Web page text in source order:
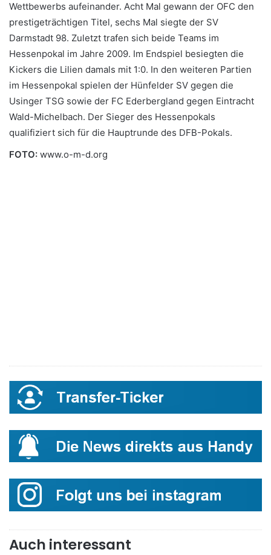
Wettbewerbs aufeinander. Acht Mal gewann der OFC den
prestigeträchtigen Titel, sechs Mal siegte der SV
Darmstadt 98. Zuletzt trafen sich beide Teams im
Hessenpokal im Jahre 2009. Im Endspiel besiegten die
Kickers die Lilien damals mit 1:0. In den weiteren Partien
im Hessenpokal spielen der Hünfelder SV gegen die
Usinger TSG sowie der FC Ederbergland gegen Eintracht
Wald-Michelbach. Der Sieger des Hessenpokals
qualifiziert sich für die Hauptrunde des DFB-Pokals.
FOTO: www.o-m-d.org
Auch interessant